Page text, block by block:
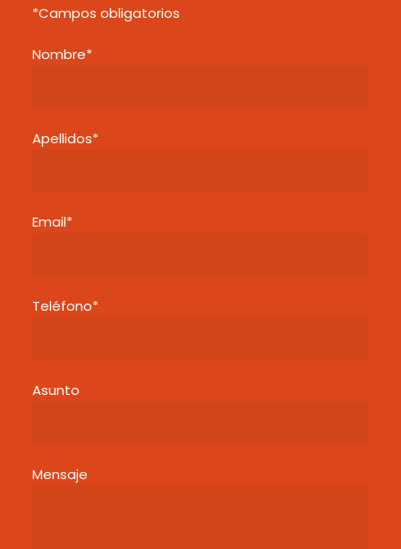
*Campos obligatorios
Nombre*
Apellidos*
Email*
Teléfono*
Asunto
Mensaje